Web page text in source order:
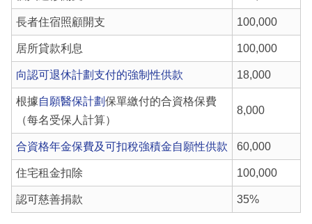
長者住宿照顧開支 100,000
居所貸款利息 100,000
向認可退休計劃支付的強制性供款 18,000
根據自願醫保計劃保單繳付的合資格保費
（每名受保人計算）
8,000
合資格年金保費及可扣稅強積金自願性供款 60,000
住宅租金扣除 100,000
認可慈善捐款 35%